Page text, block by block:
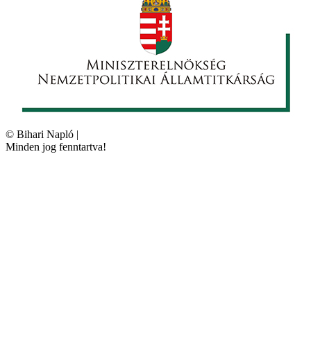
© Bihari Napló |
Minden jog fenntartva!